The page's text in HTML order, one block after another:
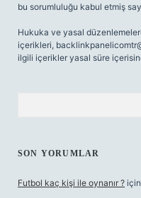
bu sorumluluğu kabul etmiş
Hukuka ve yasal
içerikleri,
ilgili içerikler yasal süre
SON YORUMLAR
Futbol kaç kişi ile oynanır ? için